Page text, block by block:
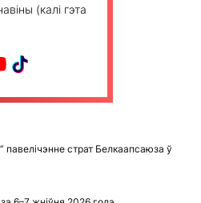
(калі гэта
страт Белкаапсаюза ў